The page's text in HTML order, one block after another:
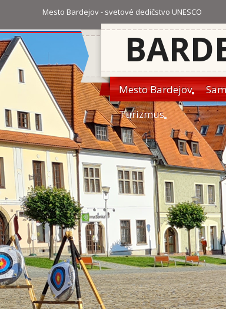
Mesto Bardejov - svetové dedičstvo UNESCO
Mesto Bardejov
Turizmus